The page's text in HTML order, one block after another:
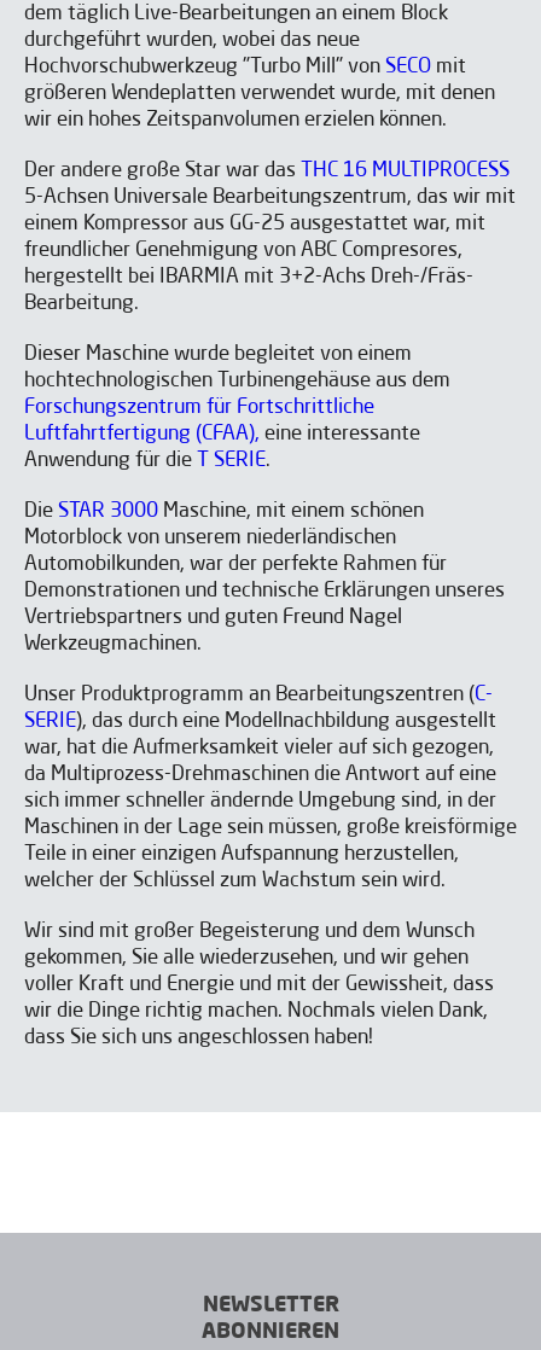
dem täglich Live-Bearbeitungen an einem Block
durchgeführt wurden, wobei das neue
Hochvorschubwerkzeug "Turbo Mill" von SECO mit
größeren Wendeplatten verwendet wurde, mit denen
wir ein hohes Zeitspanvolumen erzielen können.
Der andere große Star war das
THC 16 MULTIPROCESS
5-Achsen Universale Bearbeitungszentrum, das wir mit
einem Kompressor aus GG-25 ausgestattet war, mit
freundlicher Genehmigung von ABC Compresores,
hergestellt bei IBARMIA mit 3+2-Achs Dreh-/Fräs-
Bearbeitung.
Dieser Maschine wurde begleitet von einem
hochtechnologischen Turbinengehäuse aus dem
Forschungszentrum für Fortschrittliche
Luftfahrtfertigung (CFAA), eine interessante
Anwendung für die
T SERIE.
Die STAR 3000 Maschine, mit einem schönen
Motorblock von unserem niederländischen
Automobilkunden, war der perfekte Rahmen für
Demonstrationen und technische Erklärungen unseres
Vertriebspartners und guten Freund Nagel
Werkzeugmachinen.
Unser Produktprogramm an Bearbeitungszentren (C-
SERIE), das durch eine Modellnachbildung ausgestellt
war, hat die Aufmerksamkeit vieler auf sich gezogen,
da Multiprozess-Drehmaschinen die Antwort auf eine
sich immer schneller ändernde Umgebung sind, in der
Maschinen in der Lage sein müssen, große kreisförmige
Teile in einer einzigen Aufspannung herzustellen,
welcher der Schlüssel zum Wachstum sein wird.
Wir sind mit großer Begeisterung und dem Wunsch
gekommen, Sie alle wiederzusehen, und wir gehen
voller Kraft und Energie und mit der Gewissheit, dass
wir die Dinge richtig machen. Nochmals vielen Dank,
dass Sie sich uns angeschlossen haben!
NEWSLETTER
ABONNIEREN
NEWSLETTER ABONNIEREN
Ich habe gelesen und akzeptiere die Aviso legaly laPolítica
de privacidad
Ich bin einverstanden, IBARMIA Veröffentlichungen zu
erhalten.
NEWSLETTER ABONNIEREN
Ich habe gelesen und akzeptiere die Aviso legaly laPolítica
de privacidad
Ich bin einverstanden, IBARMIA Veröffentlichungen zu
erhalten.